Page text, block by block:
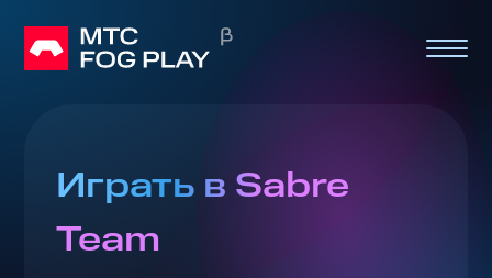
Играть в Sabre
Team